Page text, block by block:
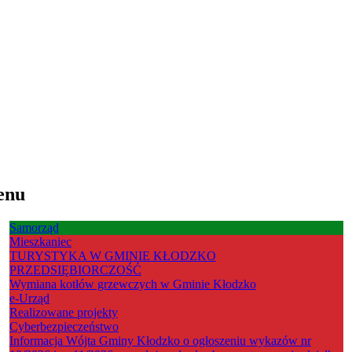
Samorząd
Mieszkaniec
TURYSTYKA W GMINIE KŁODZKO
PRZEDSIĘBIORCZOŚĆ
Wymiana kotłów grzewczych w Gminie Kłodzko
e-Urząd
Realizowane projekty
Cyberbezpieczeństwo
Informacja Wójta Gminy Kłodzko o ogłoszeniu wykazów nr